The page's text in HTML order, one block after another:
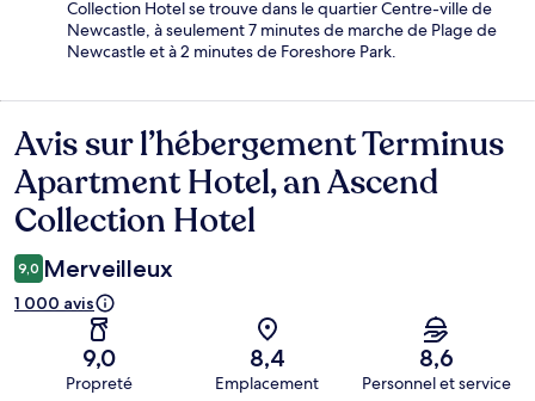
Collection Hotel se trouve dans le quartier Centre-ville de
Newcastle, à seulement 7 minutes de marche de Plage de
Newcastle et à 2 minutes de Foreshore Park.
Avis
Avis sur l’hébergement Terminus
Apartment Hotel, an Ascend
Collection Hotel
9,0 Merveilleux
1 000 avis
9,0
Propreté
8,4
Emplacement
8,6
Personnel et service